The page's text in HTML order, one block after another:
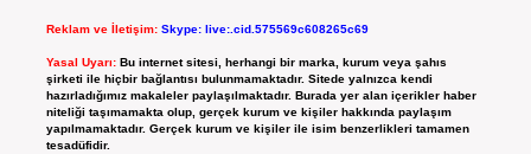
Reklam ve İletişim: Skype: live:.cid.575569c608265c69
Yasal Uyarı: Bu internet sitesi, herhangi bir marka, kurum veya şahıs
şirketi ile hiçbir bağlantısı bulunmamaktadır. Sitede yalnızca kendi
hazırladığımız makaleler paylaşılmaktadır. Burada yer alan içerikler haber
niteliği taşımamakta olup, gerçek kurum ve kişiler hakkında paylaşım
yapılmamaktadır. Gerçek kurum ve kişiler ile isim benzerlikleri tamamen
tesadüfidir.